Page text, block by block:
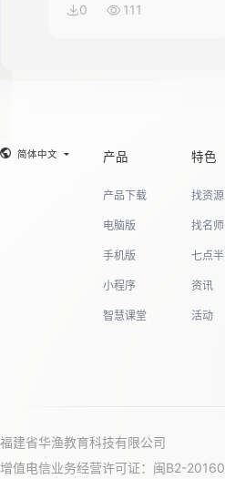
0 111
简体中文 产品
产品下载
电脑版
手机版
小程序
智慧课堂
特色
找资源
找名师
七点
资讯
活动
福建省华渔教育科技有限公司
增值电信业务经营许可证：闽B2-